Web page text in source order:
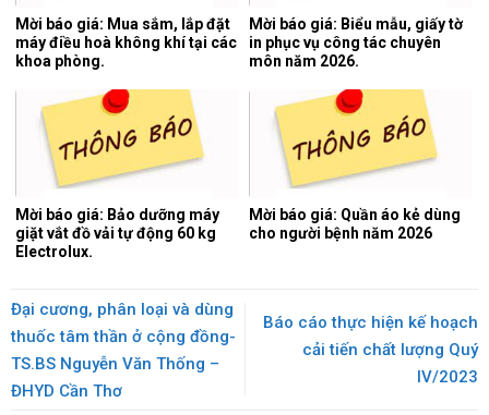
Mời báo giá: Mua sắm, lắp đặt
máy điều hoà không khí tại các
khoa phòng.
Mời báo giá: Biểu mẫu, giấy tờ
in phục vụ công tác chuyên
môn năm 2026.
Mời báo giá: Bảo dưỡng máy
giặt vắt đồ vải tự động 60 kg
Electrolux.
Mời báo giá: Quần áo kẻ dùng
cho người bệnh năm 2026
Đại cương, phân loại và dùng
thuốc tâm thần ở cộng đồng-
TS.BS Nguyễn Văn Thống –
ĐHYD Cần Thơ
Báo cáo thực hiện kế hoạch
cải tiến chất lượng Quý
IV/2023